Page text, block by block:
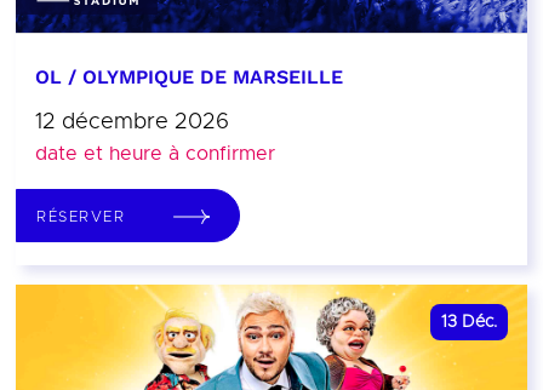
OL / OLYMPIQUE DE MARSEILLE
12 décembre 2026
date et heure à confirmer
RÉSERVER
13 Déc.